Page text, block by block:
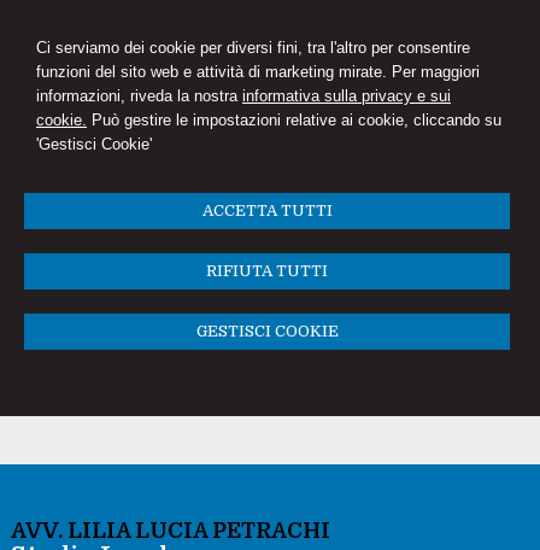
Ci serviamo dei cookie per diversi fini, tra l'altro per consentire
funzioni del sito web e attività di marketing mirate. Per maggiori
informazioni, riveda la nostra informativa sulla privacy e sui
cookie. Può gestire le impostazioni relative ai cookie, cliccando su
'Gestisci Cookie'
ACCETTA TUTTI
RIFIUTA TUTTI
GESTISCI COOKIE
AVV. LILIA LUCIA PETRACHI